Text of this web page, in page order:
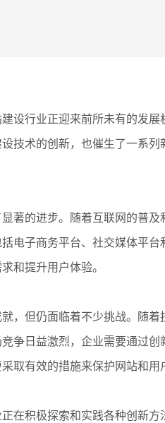
设行业正迎来前所未有的发
技术的创新，也催生了一系
著的进步。随着互联网的普
电子商务平台、社交媒体平
和提升用户体验。
，但仍面临着不少挑战。随
争日益激烈，企业需要通过
取有效的措施来保护网站和用
在积极探索和实践各种创新方